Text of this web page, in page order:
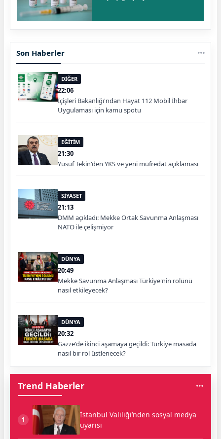
Son Haberler
DİĞER
22:06
İçişleri Bakanlığı'ndan Hayat 112 Mobil İhbar
Uygulaması için kamu spotu
EĞİTİM
21:30
Yusuf Tekin'den YKS ve yeni müfredat açıklaması
SİYASET
21:13
DMM açıkladı: Mekke Ortak Savunma Anlaşması
NATO ile çelişmiyor
DÜNYA
20:49
Mekke Savunma Anlaşması Türkiye'nin rolünü
nasıl etkileyecek?
DÜNYA
20:32
Gazze'de ikinci aşamaya geçildi: Türkiye masada
nasıl bir rol üstlenecek?
Trend Haberler
1
İstanbul Valiliği’nden sosyal medya
uyarısı